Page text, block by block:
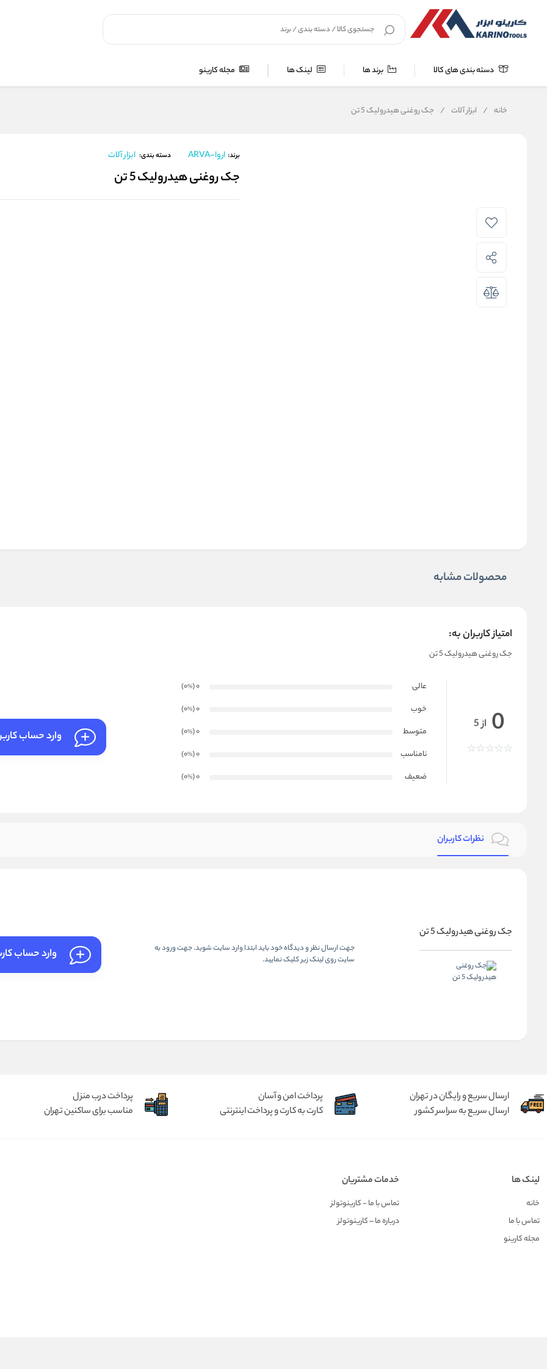
دسته بندی های کالا برند ها لینک ها مجله کارینو
خانه / ابزار آلات / جک روغنی هیدرولیک 5 تن
برند: اروا-ARVA دسته بندی: ابزار آلات
جک روغنی هیدرولیک 5 تن
محصولات مشابه
امتیاز کاربران به:
جک روغنی هیدرولیک 5 تن
0 از 5
عالی 0
(0
%
)
خوب
0
(0
%
)
متوسط
0
(0
%
)
نامناسب
0
(0
%
)
ضعیف
0
(0
%
)
وارد حساب
نظرات کاربران
جک روغنی هیدرولیک 5 تن
جهت ارسال نظر و دیدگاه خود باید ابتدا وارد سایت شوید. جهت ورود به
سایت روی لینک زیر کلیک نمایید.
وارد حساب
ارسال سریع و رایگان در تهران
ارسال سریع به سراسر کشور
پرداخت امن و آسان
کارت به کارت و پرداخت اینترنتی
پرداخت درب منزل
مناسب برای ساکنین تهران
لینک ها
خانه
تماس با ما
مجله کارینو
خدمات مشتریان
تماس با ما - کارینوتولز
درباره ما – کارینوتولز